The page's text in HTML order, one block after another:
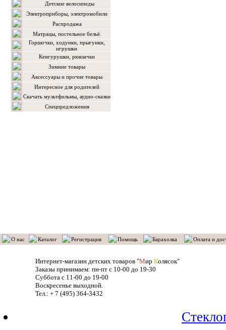
Детские велосипеды
Электроприборы, электромобили
Распродажа
Матрацы, постельное бельё.
Горшочки, ходунки, прыгунки,
игрушки
Кенгурушки, рюкзачки
Зимние товары
Аксессуары и прочие товары
Интересное для родителей
Скачать мультфильмы, аудио-сказки
Спецпредложения
О нас Каталог Регистрация Помощь Барахолка Оплата и
Интернет-магазин детских товаров "Мир Колясок"
Заказы принимаем: пн-пт с 10-00 до 19-30
Суббота с 11-00 до 19-00
Воскресенье выходной.
Тел.: + 7 (495) 364-3432